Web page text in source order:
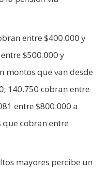
entre $400.000 y
$500.000 y
montos que van desde
140.750 cobran entre
entre $800.000 a
que cobran entre
mayores percibe un